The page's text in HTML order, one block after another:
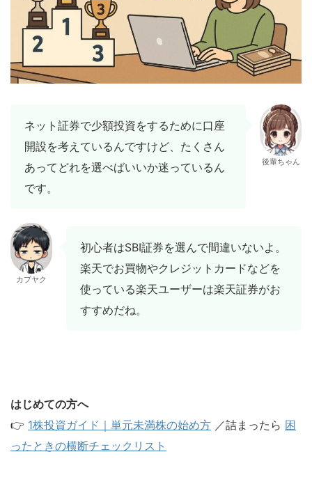
ネット証券で少額投資をするために口座
開設を考えているんですけど、たくさん
あってどれを選べばいいか迷っているん
です。
後輩ちゃん
カブヤク
初心者はSBI証券を選んで間違いないよ。
楽天でお買物やクレジットカードなどを
使っている楽天ユーザーは楽天証券がお
すすめだね。
はじめての方へ
👉 1株投資ガイド｜単元未満株の始め方 ／詰まったら 困
ったときの横断チェックリスト